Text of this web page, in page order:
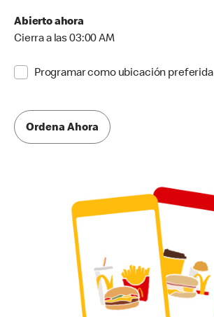
Abierto ahora
Cierra a las 03:00 AM
Programar como ubicación preferida
Ordena Ahora